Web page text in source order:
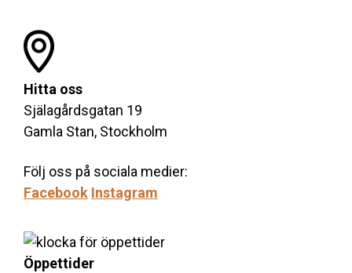
Hitta oss
Själagårdsgatan 19
Gamla Stan, Stockholm
Följ oss på sociala medier:
Facebook Instagram
Öppettider